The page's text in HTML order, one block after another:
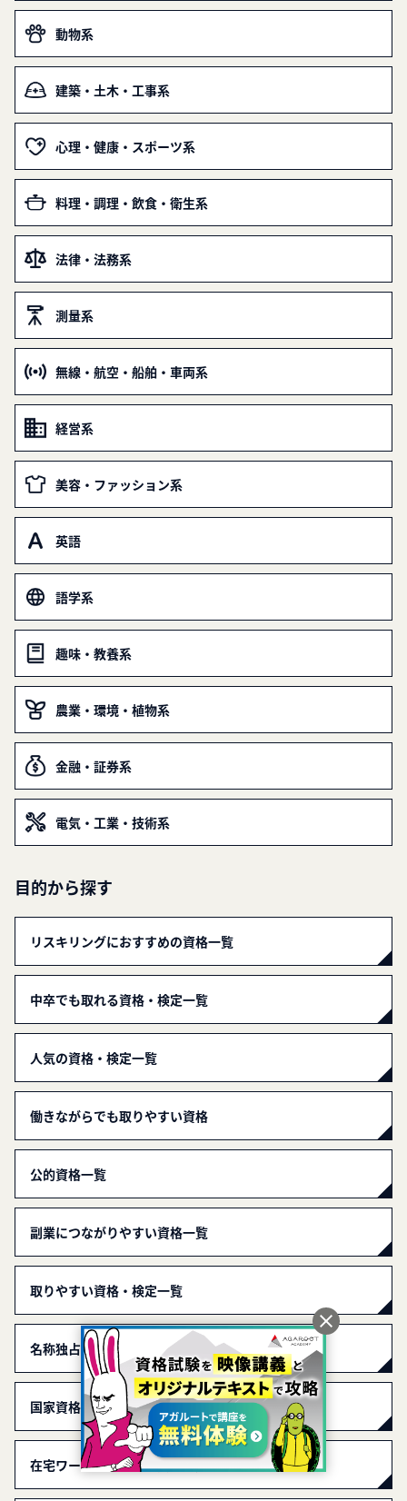
動物系
建築・土木・工事系
心理・健康・スポーツ系
料理・調理・飲食・衛生系
法律・法務系
測量系
無線・航空・船舶・車両系
経営系
美容・ファッション系
英語
語学系
趣味・教養系
農業・環境・植物系
金融・証券系
電気・工業・技術系
目的から探す
リスキリングにおすすめの資格一覧
中卒でも取れる資格・検定一覧
人気の資格・検定一覧
働きながらでも取りやすい資格
公的資格一覧
副業につながりやすい資格一覧
取りやすい資格・検定一覧
名称独占資格一覧
国家資格一覧
在宅ワークのしやすい資格一覧